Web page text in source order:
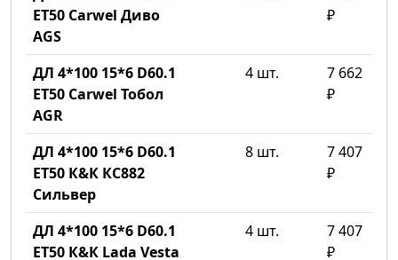
ET50 Carwel Диво
AGS
₽
ДЛ 4*100 15*6 D60.1
ET50 Carwel Тобол
AGR
4 шт.
7 662
₽
ДЛ 4*100 15*6 D60.1
ET50 К&К КС882
Сильвер
8 шт.
7 407
₽
ДЛ 4*100 15*6 D60.1
ET50 К&К Lada Vesta
4 шт.
7 407
₽